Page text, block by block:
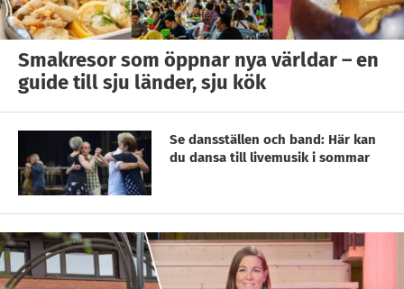
Smakresor som öppnar nya världar – en
guide till sju länder, sju kök
Se dansställen och band: Här kan
du dansa till livemusik i sommar